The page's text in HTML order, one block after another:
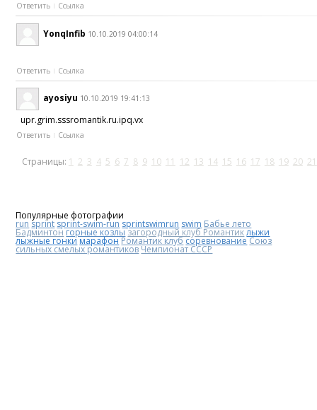
Ответить Ссылка
YonqInfib 10.10.2019 04:00:14
Ответить Ссылка
ayosiyu 10.10.2019 19:41:13
upr.grim.sssromantik.ru.ipq.vx
Ответить Ссылка
Страницы: 1 2 3 4 5 6 7 8 9 10 11 12 13 14 15 16 17 18 19 20 21
Популярные фотографии
run sprint sprint-swim-run sprintswimrun swim Бабье лето
Бадминтонгорные козлы загородный клуб Романтиклыжи
лыжные гонки марафонРомантик клубсоревнованиеСоюз
сильных смелых романтиковЧемпионат СССР